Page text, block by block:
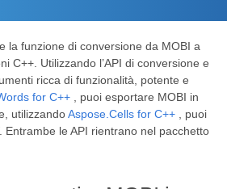
la funzione di conversione da MOBI a
C++. Utilizzando l’API di conversione e
ricca di funzionalità, potente e
for C++ , puoi esportare MOBI in
utilizzandoAspose.Cells for C++ , puoi
Entrambe le API rientrano nel pacchetto